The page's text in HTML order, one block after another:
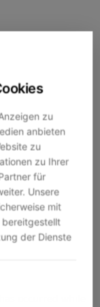
zu
anbieten
zu
zu Ihrer
für
Unsere
mit
bereitgestellt
der Dienste